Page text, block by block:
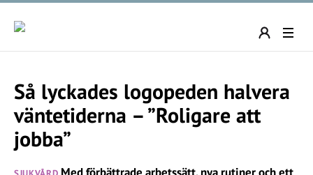
Så lyckades logopeden halvera
väntetiderna – ”Roligare att
jobba”